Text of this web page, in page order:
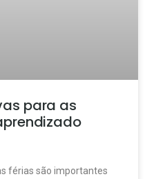
para as
férias são importantes